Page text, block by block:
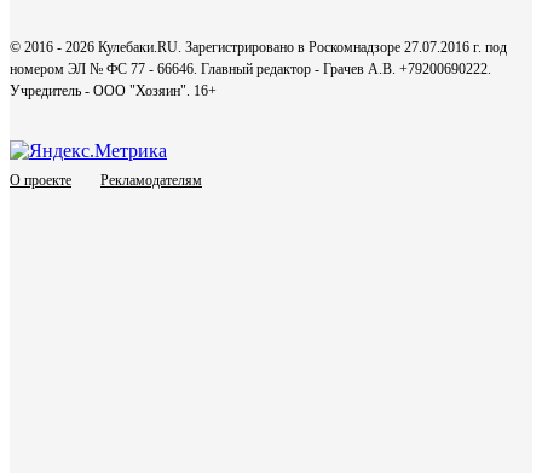
© 2016 - 2026 Кулебаки.RU. Зарегистрировано в Роскомнадзоре 27.07.2016 г. под
номером ЭЛ № ФС 77 - 66646. Главный редактор - Грачев А.В. +79200690222.
Учредитель - ООО "Хозяин". 16+
О проекте Рекламодателям